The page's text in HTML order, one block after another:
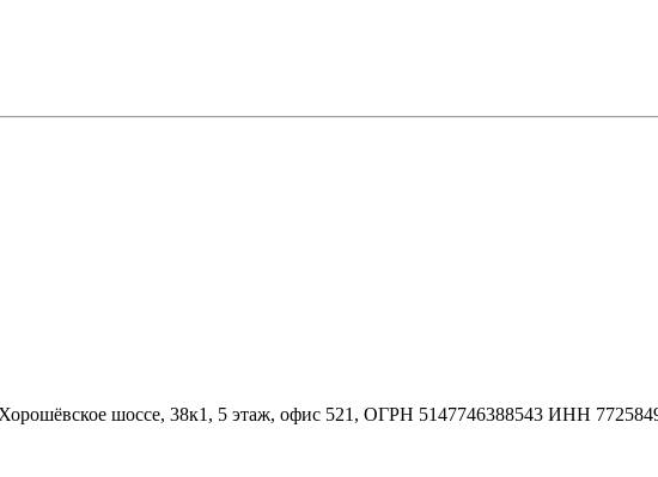
шоссе, 38к1, 5 этаж, офис 521, ОГРН 5147746388543 ИНН